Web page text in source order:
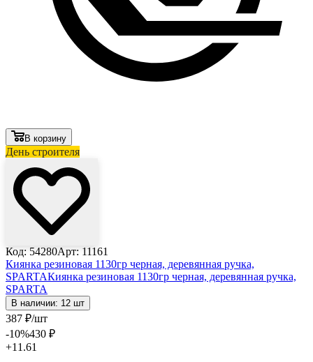
В корзину
День строителя
Код: 54280Арт: 11161
Киянка резиновая 1130гр черная, деревянная ручка,
SPARTAКиянка резиновая 1130гр черная, деревянная ручка,
SPARTA
В наличии: 12 шт
387 ₽/шт
-10%430 ₽
+11.61